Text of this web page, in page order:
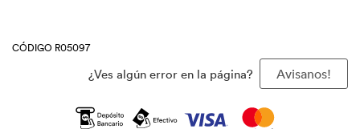
CÓDIGO R05097
¿Ves algún error en la página? Avisanos!